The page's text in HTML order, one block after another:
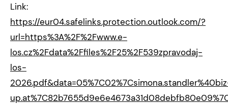
Link:
https://eur04.safelinks.protection.outlook.com/?
url=https%3A%2F%2Fwww.e-
los.cz%2Fdata%2Ffiles%2F25%2F539zpravodaj-
los-